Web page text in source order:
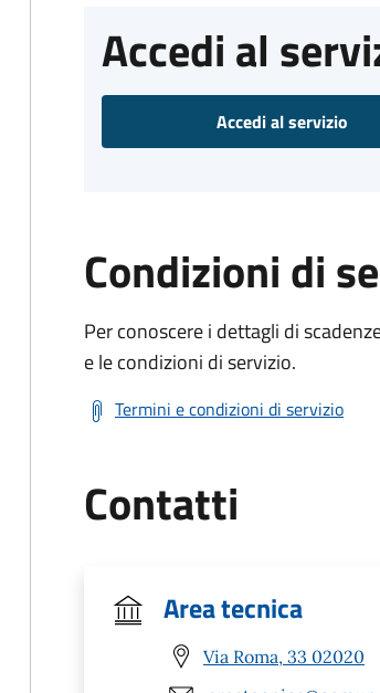
Accedi al
Accedi al servizio
Condizioni di
Per conoscere i dettagli di
e le condizioni di servizio.
Termini e condizioni di servizio
Contatti
Area tecnica
Via Roma, 33 02020